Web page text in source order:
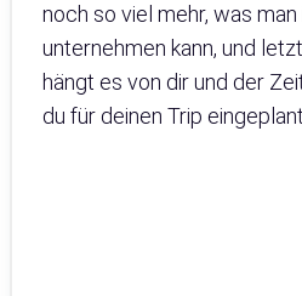
noch so viel mehr, was man
unternehmen kann, und
hängt es von dir und der
du für deinen Trip